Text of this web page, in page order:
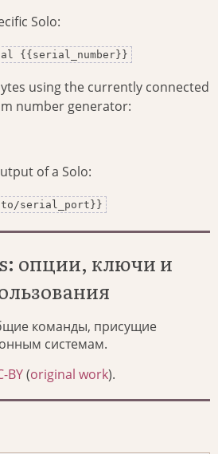
Solo:
{{serial_number}}
using the currently connected
number generator:
of a Solo:
to/serial_port}}
опции, ключи и
команды, присущие
системам.
BY(original work).